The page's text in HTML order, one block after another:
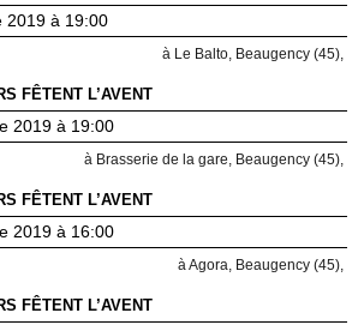
2019 à 19:00
à Le Balto, Beaugency (45),
FÊTENT L’AVENT
2019 à 19:00
à Brasserie de la gare, Beaugency (45),
FÊTENT L’AVENT
2019 à 16:00
à Agora, Beaugency (45),
FÊTENT L’AVENT